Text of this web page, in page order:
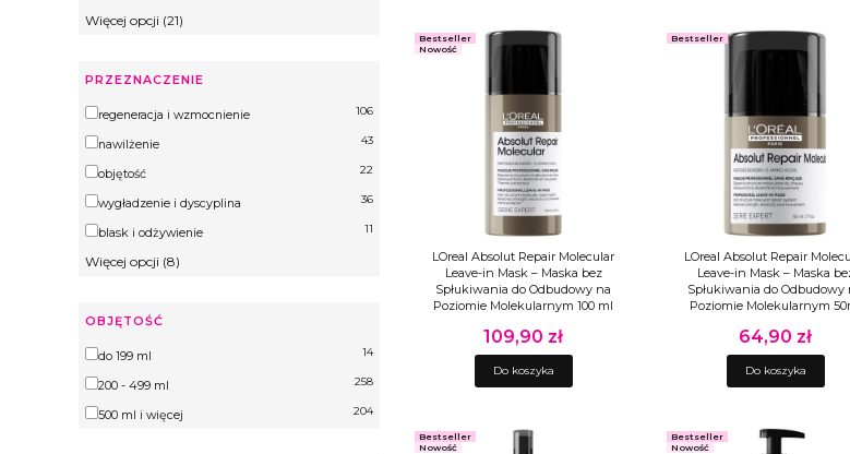
Więcej opcji (21)
PRZEZNACZENIE
Przeznaczenie
regeneracja i wzmocnienie 106
nawilżenie 43
objętość 22
wygładzenie i dyscyplina 36
blask i odżywienie 11
Więcej opcji (8)
OBJĘTOŚĆ
Objętość
do 199 ml 14
200 - 499 ml 258
500 ml i więcej 204
Bestseller
Nowość
LOreal Absolut Repair Molecular
Leave-in Mask – Maska bez
Spłukiwania do Odbudowy na
Poziomie Molekularnym 100 ml
Cena
109,90 zł
Do koszyka
Bestseller
LOreal Absolut Repair
Leave-in Mask – Maska
Spłukiwania do Odbudowy
Poziomie Molekularnym
Cena
64,90 zł
Do koszyka
Bestseller
Nowość
Bestseller
Nowość